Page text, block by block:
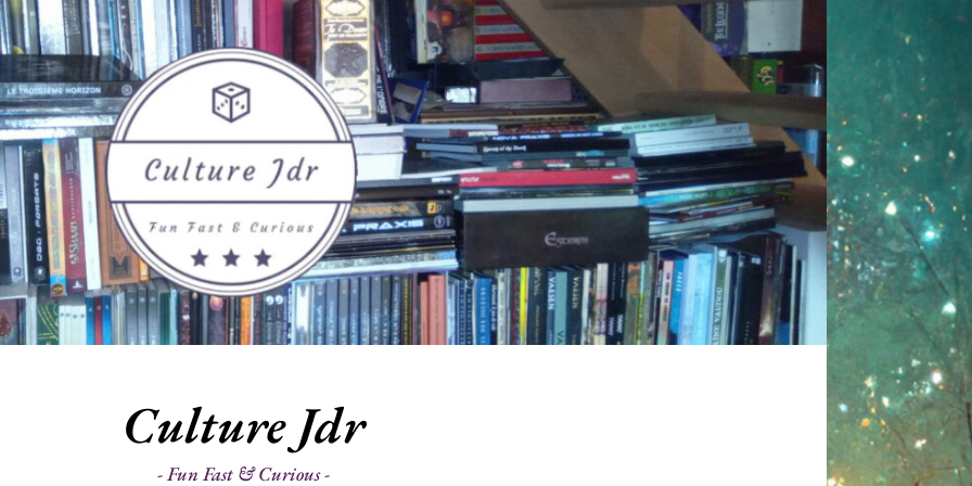
Culture Jdr
Fun Fast & Curious